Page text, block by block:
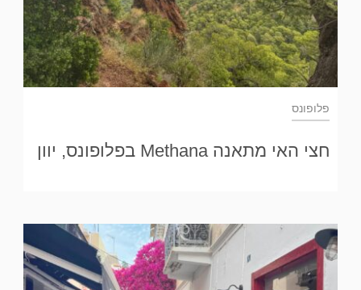
פלופונס
חצי האי מתאנה Methana בפלופונס, יוון